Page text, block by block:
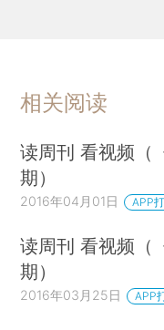
相关阅读
读周刊 看视频（
期）
2016年04月01日 APP
读周刊 看视频（
期）
2016年03月25日 APP